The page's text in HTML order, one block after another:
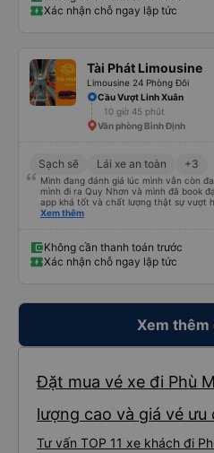
Xác nhận chỗ ngay lập tức
Tài Phát Limousine
Limousine 24 Phòng Đôi
Cầu Vượt Linh Xuân
10 giờ 45 phút
Văn phòng Bình Định
Sạch sẽ Lái xe an toàn +3
Mình đang đánh giá lúc mình vẫn còn
mình đi ra Quy Nhơn và mình đã book
app khá tốt và chất lượng thật sự vượt
giường đôi và vừa đủ cho 2 người. Nhân
trung chuyển và lên xe lớn thì luôn hỗ
có cả bánh và sữa miễn phí cho khách
mền, gối và đặc biệt là có gối ôm.
Xem thêm
Không cần thanh toán trước
Xác nhận chỗ ngay lập tức
Xem thêm
Đặt mua vé xe đi Phù
lượng cao và giá vé ưu
Tư vấn TOP 11 xe khách đi